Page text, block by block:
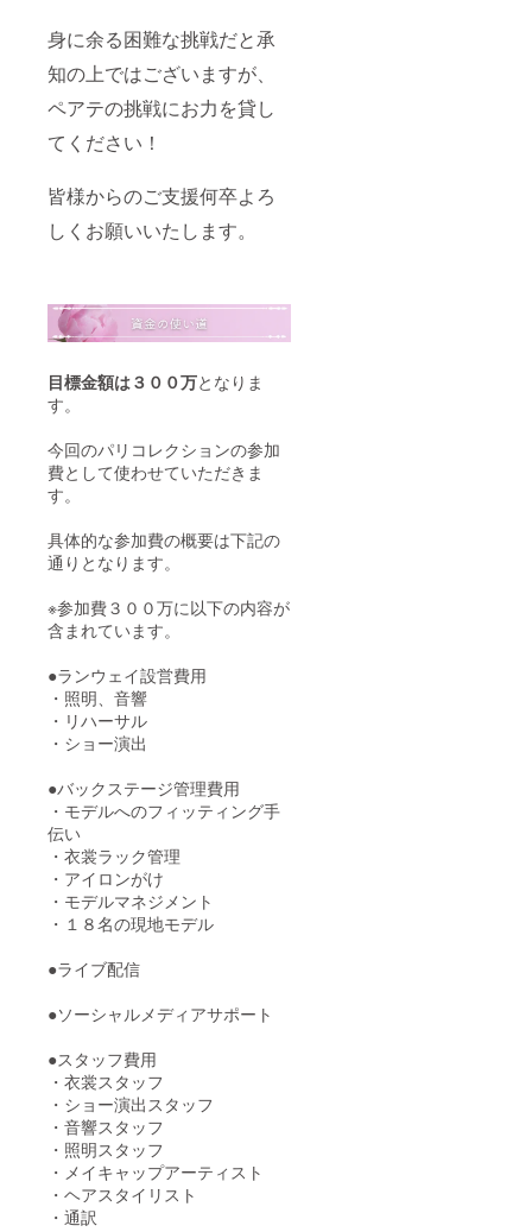
身に余る困難な挑戦だと承
知の上ではございますが、
ペアテの挑戦にお力を貸し
てください！
皆様からのご支援何卒よろ
しくお願いいたします。
目標金額は３００万となりま
す。
今回のパリコレクションの参加
費として使わせていただきま
す。
具体的な参加費の概要は下記の
通りとなります。
※参加費３００万に以下の内容が
含まれています。
●ランウェイ設営費用
・照明、音響
・リハーサル
・ショー演出
●バックステージ管理費用
・モデルへのフィッティング手
伝い
・衣裳ラック管理
・アイロンがけ
・モデルマネジメント
・１８名の現地モデル
●ライブ配信
●ソーシャルメディアサポート
●スタッフ費用
・衣裳スタッフ
・ショー演出スタッフ
・音響スタッフ
・照明スタッフ
・メイキャップアーティスト
・ヘアスタイリスト
・通訳